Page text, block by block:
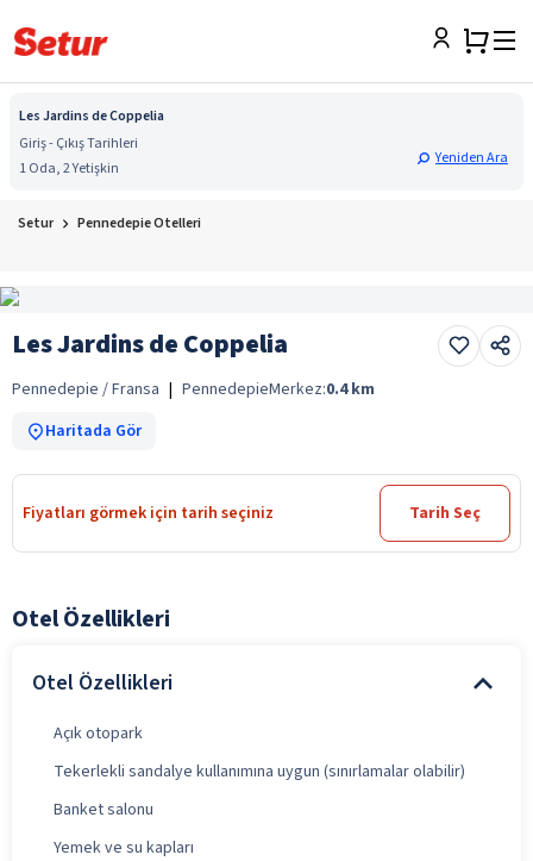
Les Jardins de Coppelia
Giriş - Çıkış Tarihleri
1 Oda, 2 Yetişkin
Yeniden Ara
Setur Pennedepie Otelleri
Les Jardins de Coppelia
Pennedepie / Fransa | PennedepieMerkez:0.4 km
Haritada Gör
Fiyatları görmek için tarih seçiniz Tarih Seç
Otel Özellikleri
Otel Özellikleri
Açık otopark
Tekerlekli sandalye kullanımına uygun (sınırlamalar olabilir)
Banket salonu
Yemek ve su kapları